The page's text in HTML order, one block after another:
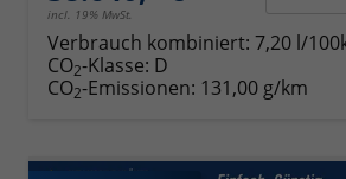
incl. 19% MwSt.
Verbrauch kombiniert: 7,20 l/
CO2-Klasse: D
CO2-Emissionen: 131,00 g/km